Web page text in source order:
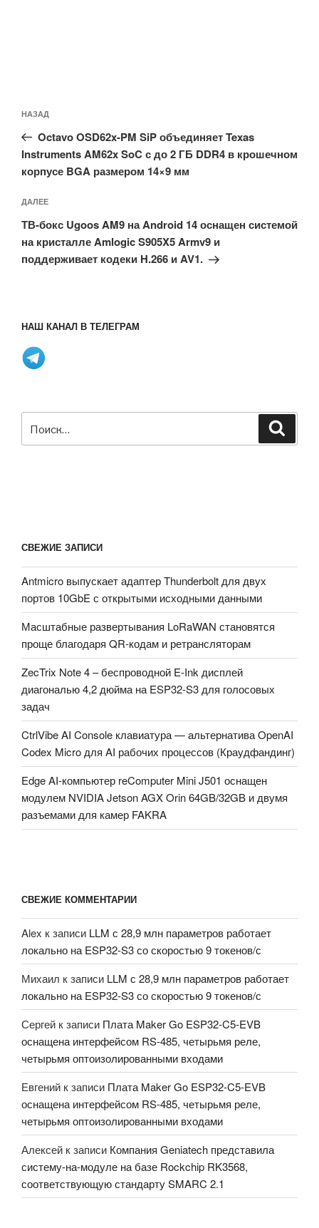
по
записям
Предыдущая
запись:
НАЗАД
Octavo OSD62x-PM SiP объединяет Texas
Instruments AM62x SoC с до 2 ГБ DDR4 в крошечном
корпусе BGA размером 14×9 мм
Следующая
запись
ДАЛЕЕ
ТВ-бокс Ugoos AM9 на Android 14 оснащен системой
на кристалле Amlogic S905X5 Armv9 и
поддерживает кодеки H.266 и AV1.
НАШ КАНАЛ В ТЕЛЕГРАМ
СВЕЖИЕ ЗАПИСИ
Antmicro выпускает адаптер Thunderbolt для двух
портов 10GbE с открытыми исходными данными
Масштабные развертывания LoRaWAN становятся
проще благодаря QR-кодам и ретрансляторам
ZecTrix Note 4 – беспроводной E-Ink дисплей
диагональю 4,2 дюйма на ESP32-S3 для голосовых
задач
CtrlVibe AI Console клавиатура — альтернатива OpenAI
Codex Micro для AI рабочих процессов (Краудфандинг)
Edge AI-компьютер reComputer Mini J501 оснащен
модулем NVIDIA Jetson AGX Orin 64GB/32GB и двумя
разъемами для камер FAKRA
СВЕЖИЕ КОММЕНТАРИИ
Alex к записи LLM с 28,9 млн параметров работает
локально на ESP32-S3 со скоростью 9 токенов/с
Михаил к записи LLM с 28,9 млн параметров работает
локально на ESP32-S3 со скоростью 9 токенов/с
Сергей к записи Плата Maker Go ESP32-C5-EVB
оснащена интерфейсом RS-485, четырьмя реле,
четырьмя оптоизолированными входами
Евгений к записи Плата Maker Go ESP32-C5-EVB
оснащена интерфейсом RS-485, четырьмя реле,
четырьмя оптоизолированными входами
Алексей к записи Компания Geniatech представила
систему-на-модуле на базе Rockchip RK3568,
соответствующую стандарту SMARC 2.1